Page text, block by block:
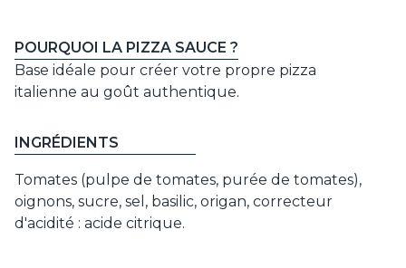
POURQUOI LA PIZZA SAUCE ?
Base idéale pour créer votre propre pizza
italienne au goût authentique.
INGRÉDIENTS
Tomates (pulpe de tomates, purée de tomates),
oignons, sucre, sel, basilic, origan, correcteur
d'acidité : acide citrique.